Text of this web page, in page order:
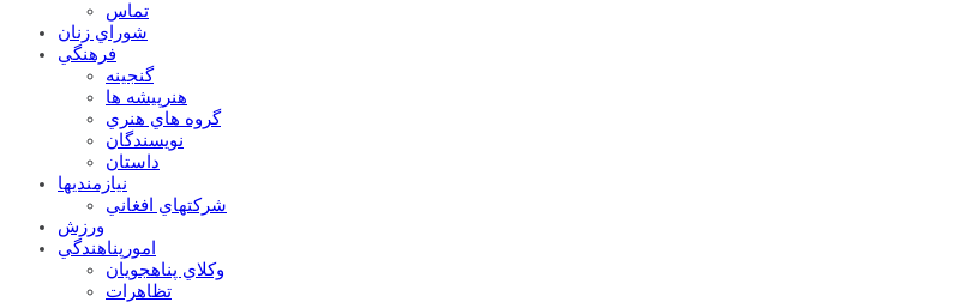
تماس
شوراي زنان
فرهنگي
گنجينه
هنرپيشه ها
گروه هاي هنري
نويسندگان
داستان
نيازمنديها
شرکتهاي افغاني
ورزش
امورپناهندگي
وکلاي پناهجويان
تظاهرات